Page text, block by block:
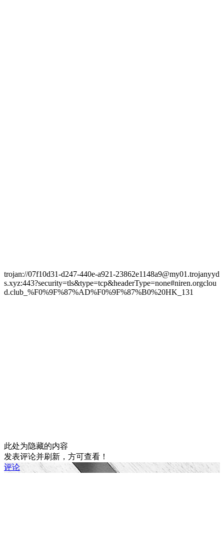
trojan://07f10d31-d247-440e-a921-23862e1148a9@my01.trojanyyd
s.xyz:443?security=tls&type=tcp&headerType=none#niren.orgclou
d.club_%F0%9F%87%AD%F0%9F%87%B0%20HK_131
此处为隐藏的内容
发表评论并刷新，方可查看！
评论